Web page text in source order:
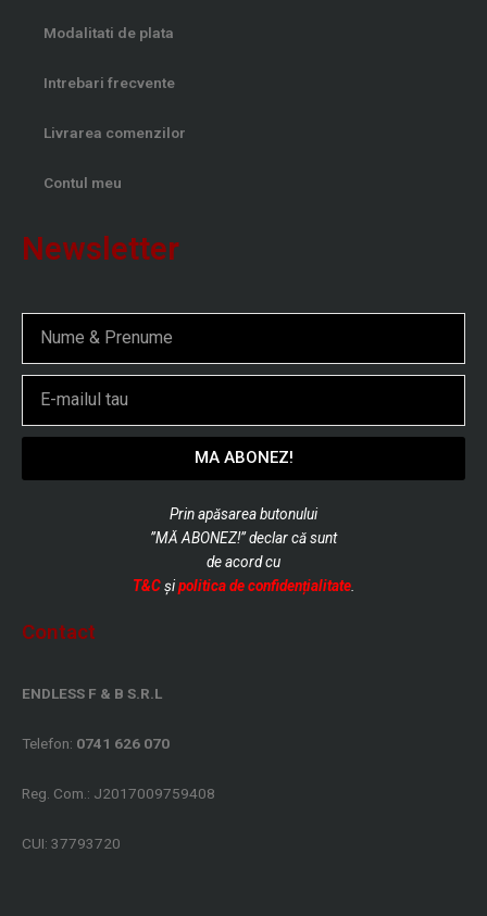
Modalitati de plata
Intrebari frecvente
Livrarea comenzilor
Contul meu
Newsletter
MA ABONEZ!
Prin apăsarea butonului
”MĂ ABONEZ!” declar că sunt
deacord cu
T&C și politica de confidențialitate.
Contact
ENDLESS F & B S.R.L
Telefon: 0741 626 070
Reg. Com.: J2017009759408
CUI: 37793720